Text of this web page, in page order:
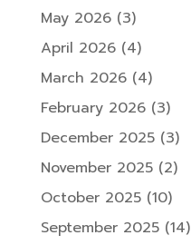
May 2026(3)
April 2026(4)
March 2026(4)
February 2026(3)
December 2025(3)
November 2025(2)
October 2025(10)
September 2025(14)